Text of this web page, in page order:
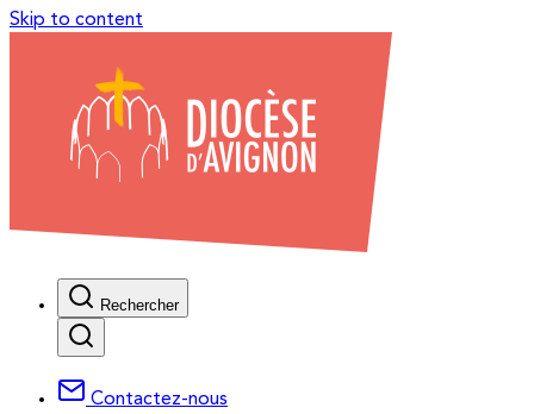
Skip to content
Rechercher
Contactez-nous